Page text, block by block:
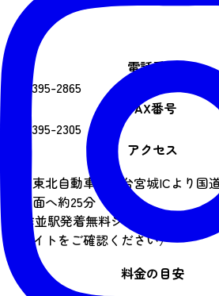
電話番号
022-395-2865
FAX番号
022-395-2305
アクセス
車：東北自動車道仙台宮城ICより国
形方面へ約25分
JR作並駅発着無料シャトルバスあ
式サイトをご確認ください）
料金の目安